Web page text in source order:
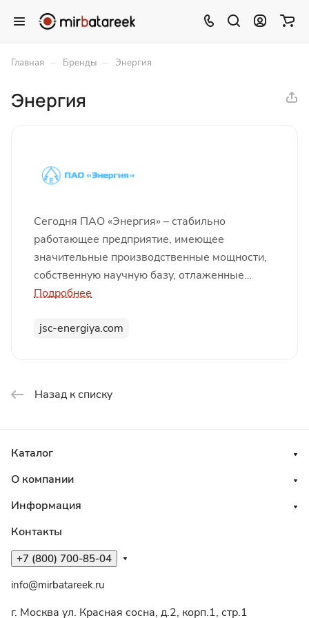
Главная – Бренды – Энергия
Энергия
Сегодня ПАО «Энергия» – стабильно
работающее предприятие, имеющее
значительные производственные мощности,
собственную научную базу, отлаженные
партнерские связи, уверенно идущее по пути
большое внимание работам по модернизации
сотрудничество с научными институтами.
Подробнее
jsc-energiya.com
Назад к списку
Каталог
О компании
Информация
Контакты
+7 (800) 700-85-04
info@mirbatareek.ru
г. Москва ул. Красная сосна, д.2, корп.1, стр.1